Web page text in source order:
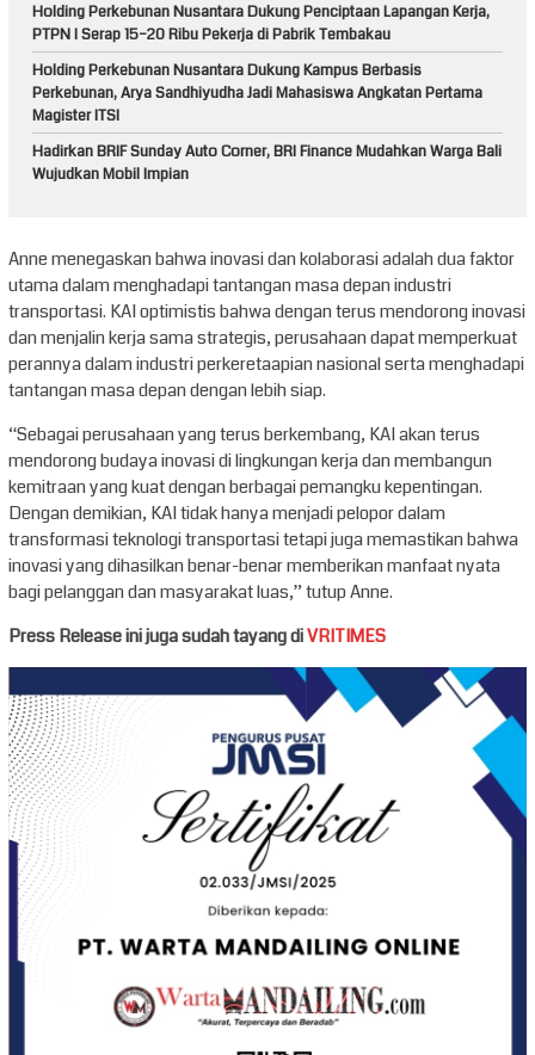
Holding Perkebunan Nusantara Dukung Penciptaan Lapangan Kerja,
PTPN I Serap 15–20 Ribu Pekerja di Pabrik Tembakau
Holding Perkebunan Nusantara Dukung Kampus Berbasis
Perkebunan, Arya Sandhiyudha Jadi Mahasiswa Angkatan Pertama
Magister ITSI
Hadirkan BRIF Sunday Auto Corner, BRI Finance Mudahkan Warga Bali
Wujudkan Mobil Impian
Anne menegaskan bahwa inovasi dan kolaborasi adalah dua faktor
utama dalam menghadapi tantangan masa depan industri
transportasi. KAI optimistis bahwa dengan terus mendorong inovasi
dan menjalin kerja sama strategis, perusahaan dapat memperkuat
perannya dalam industri perkeretaapian nasional serta menghadapi
tantangan masa depan dengan lebih siap.
“Sebagai perusahaan yang terus berkembang, KAI akan terus
mendorong budaya inovasi di lingkungan kerja dan membangun
kemitraan yang kuat dengan berbagai pemangku kepentingan.
Dengan demikian, KAI tidak hanya menjadi pelopor dalam
transformasi teknologi transportasi tetapi juga memastikan bahwa
inovasi yang dihasilkan benar-benar memberikan manfaat nyata
bagi pelanggan dan masyarakat luas,” tutup Anne.
Press Release ini juga sudah tayang diVRITIMES